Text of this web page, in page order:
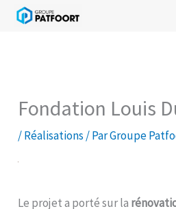
Aller
Fondation Louis
/Réalisations / ParGroupe
Le projet a porté sur la